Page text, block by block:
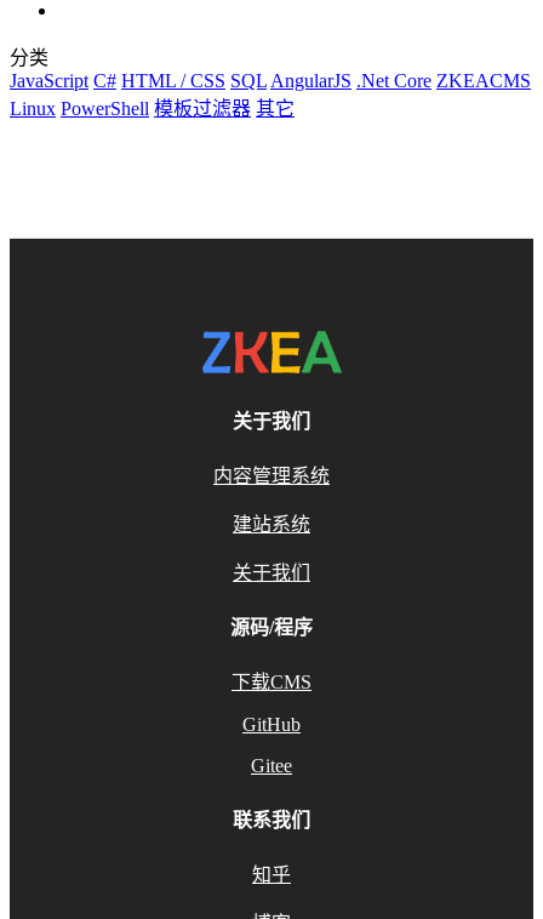
分类
JavaScript C# HTML / CSS SQL AngularJS .Net Core ZKEACMS
Linux PowerShell 模板过滤器 其它
关于我们
内容管理系统
建站系统
关于我们
源码/程序
下载CMS
GitHub
Gitee
联系我们
知乎